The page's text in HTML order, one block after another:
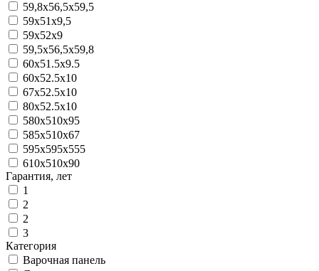
59,8х56,5х59,5
59х51х9,5
59x52x9
59,5х56,5х59,8
60x51.5x9.5
60x52.5x10
67x52.5x10
80х52.5х10
580х510х95
585х510х67
595х595х555
610х510х90
Гарантия, лет
1
2
2
3
Категория
Варочная панель